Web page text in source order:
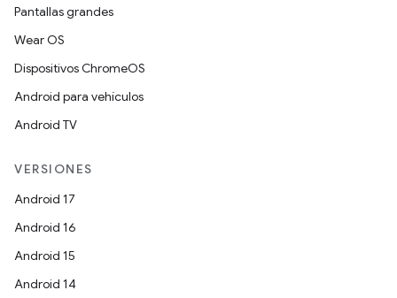
Pantallas grandes
Wear OS
Dispositivos ChromeOS
Android para vehículos
Android TV
VERSIONES
Android 17
Android 16
Android 15
Android 14